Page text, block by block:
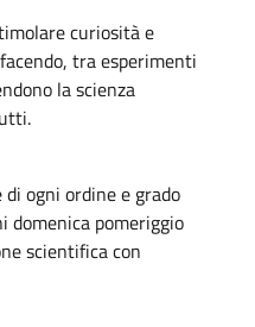
curiosità e
tra esperimenti
la scienza
ogni ordine e grado
domenica pomeriggio
scientifica con